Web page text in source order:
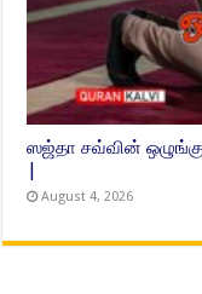
ஸஜ்தா சவ்வின்
|
August 4, 2026